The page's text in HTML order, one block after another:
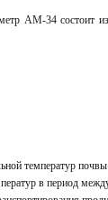
АМ-34 состоит
температур
в период